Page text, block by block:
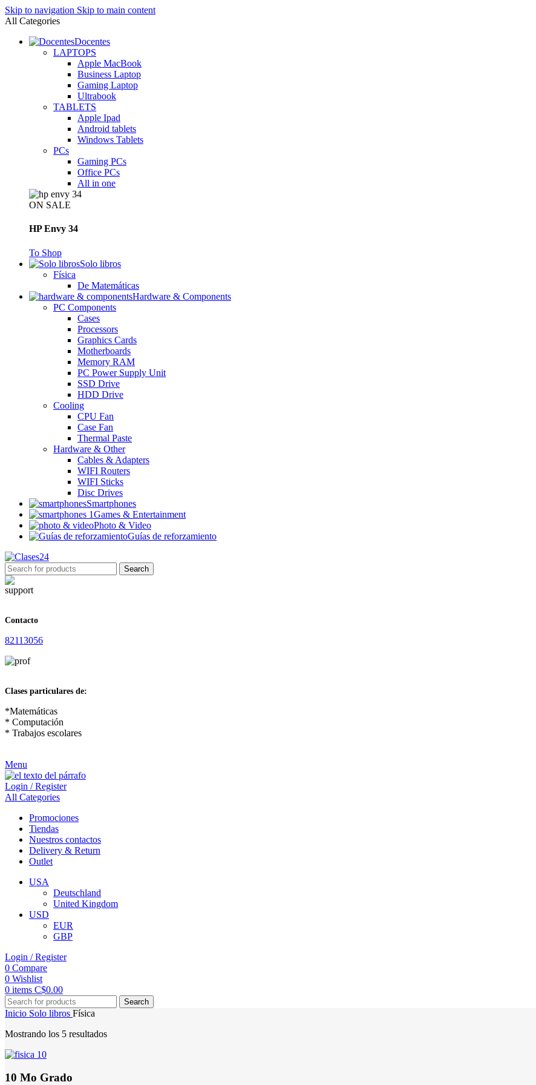
Skip to navigation Skip to main content
All Categories
Docentes
LAPTOPS
Apple MacBook
Business Laptop
Gaming Laptop
Ultrabook
TABLETS
Apple Ipad
Android tablets
Windows Tablets
PCs
Gaming PCs
Office PCs
All in one
ON SALE
HP Envy 34
To Shop
Solo libros
Física
De Matemáticas
Hardware & Components
PC Components
Cases
Processors
Graphics Cards
Motherboards
Memory RAM
PC Power Supply Unit
SSD Drive
HDD Drive
Cooling
CPU Fan
Case Fan
Thermal Paste
Hardware & Other
Cables & Adapters
WIFI Routers
WIFI Sticks
Disc Drives
Smartphones
Games & Entertainment
Photo & Video
Guías de reforzamiento
Search
Contacto
82113056
Clases particulares de:
*Matemáticas
* Computación
* Trabajos escolares
Menu
Login / Register
All Categories
Promociones
Tiendas
Nuestros contactos
Delivery & Return
Outlet
USA
Deutschland
United Kingdom
USD
EUR
GBP
Login / Register
0 Compare
0 Wishlist
0 items C$0.00
Search
Inicio Solo libros Física
Mostrando los 5 resultados
10 Mo Grado